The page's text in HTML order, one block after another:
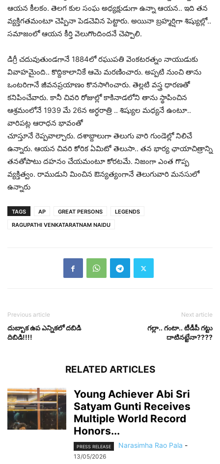
ఆయ‌న కీల‌కం. తెల‌గ కుల సంఘ అధ్య‌క్షుడుగా ఉన్నా ఆయ‌న‌.. ఇది త‌న
వ్య‌క్తిగ‌త‌మంటూ చెప్పినా పెడ‌చెవిన పెట్టారు. అయినా బ్ర‌హ్మ‌ర్షిగా శిష్యుల్లో..
స‌మాజంలో ఆయ‌న కీర్తి వెలుగొందింద‌నే చెప్పాలి.
డిగ్రీ చ‌దువుతుండ‌గానే 1884లో ర‌ఘుప‌తి వెంక‌ట‌ర‌త్నం నాయుడుకు
వివాహ‌మైంది.. కొద్దికాలానికే ఆమె మ‌ర‌ణించారు. అప్ప‌టి నుంచి తాను
ఒంట‌రిగానే జీవ‌న‌ప్ర‌యాణం కొన‌సాగించారు. తెల్ల‌టి వ‌స్త్ర ధార‌ణ‌తో
క‌నిపించేవారు. కానీ చివ‌రి రోజుల్లో కాకినాడలోని తాను స్థాపించిన
ఆశ్ర‌మంలోనే 1939 మే 26న అర్ధ‌రాత్రి .. శిష్యుల మ‌ధ్య‌నే ఉంటూ..
వారిప‌ట్ల ఆరాధ‌న భావంతో
చూస్తూనే రెప్ప‌వాల్చారు. ద‌శాబ్దాలుగా తెలుగు వారి గుండెల్లో నిలిచే
ఉన్నారు. ఆయ‌న చివ‌రి కోరిక ఏమిటో తెలుసా.. త‌న భార్య ఛాయాచిత్రాన్ని
త‌న‌తోపాటు ద‌హ‌నం చేయ‌మంటూ కోర‌ట‌మే. నిజంగా ఎంత గొప్ప
వ్య‌క్తిత్వం. రాముడుని మించిన ఔన్య‌త్యంగానే తెలుగువారి మ‌న‌సులో
ఉన్నారు
TAGS AP GREAT PERSONS
LEGENDS
RAGUPATHI VENKATARATNAM NAIDU
Previous article
దుబ్బాక ఉప ఎన్నిక‌‌లో దబిడి
దిబిడి!!!!
Next article
గ‌ల్లా.. గంటా.. టీడీపీ గ‌ట్టు
దాటిన‌ట్టేనా????
RELATED ARTICLES
Young Achiever Abi Sri
Satyam Gunti Receives
Multiple World Record
Honors...
PRESS RELEASE Narasimha Rao Pala -
13/05/2026